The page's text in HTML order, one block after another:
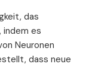
das
indem es
Neuronen
dass neue